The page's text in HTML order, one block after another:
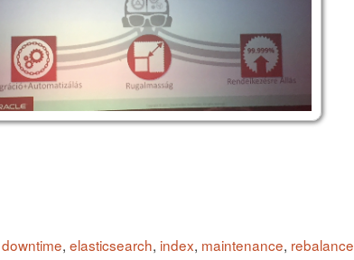
downtime, elasticsearch, index, maintenance, rebalance